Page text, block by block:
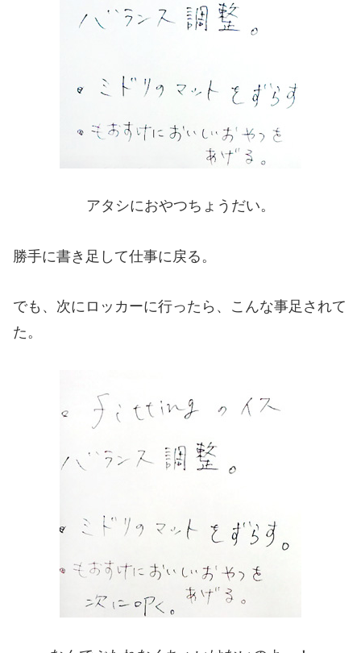
アタシにおやつちょうだい。
勝手に書き足して仕事に戻る。
でも、次にロッカーに行ったら、こんな事足されて
た。